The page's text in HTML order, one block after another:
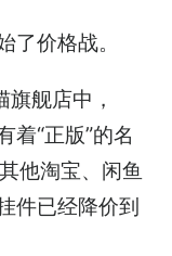
了价格战。
舰店中，
着“正版”的名
他淘宝、闲鱼
件已经降价到